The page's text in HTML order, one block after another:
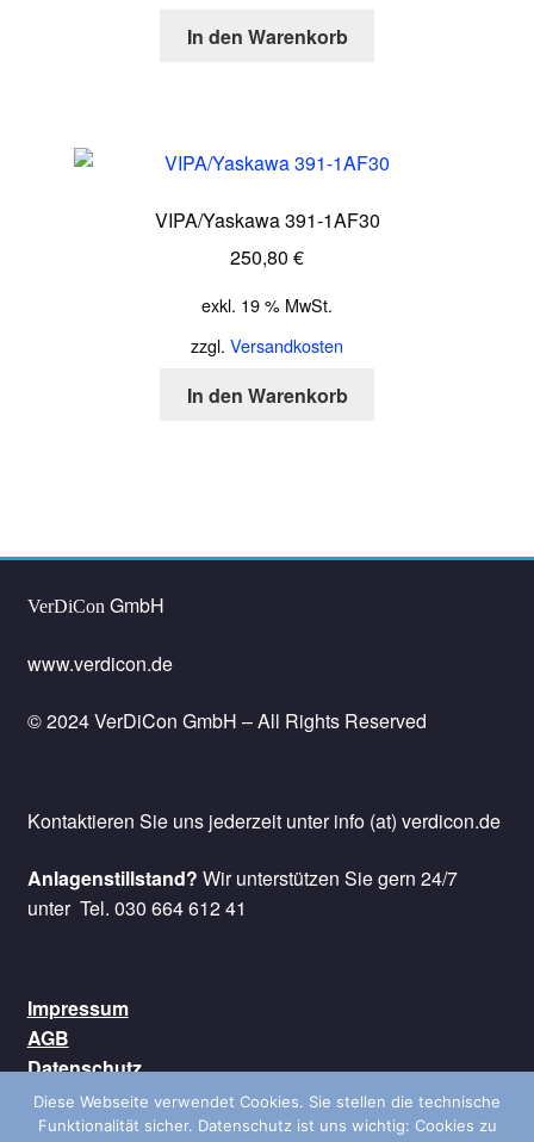
In den Warenkorb
VIPA/Yaskawa 391-1AF30
250,80 €
exkl. 19 % MwSt.
zzgl. Versandkosten
In den Warenkorb
VerDiConGmbH
www.verdicon.de
© 2024 VerDiCon GmbH – All Rights Reserved
Kontaktieren Sie uns jederzeit unter info (at) verdicon.de
Anlagenstillstand? Wir unterstützen Sie gern 24/7
unter Tel. 030 664 612 41
Impressum
AGB
Datenschutz
Kontakt
Versand
Diese Webseite verwendet Cookies. Sie stellen die technische
Funktionalität sicher. Datenschutz ist uns wichtig: Cookies zu